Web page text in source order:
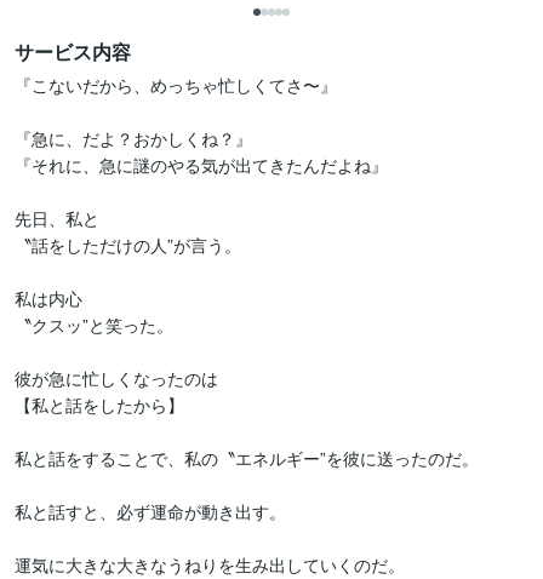
サービス内容
『こないだから、めっちゃ忙しくてさ〜』
『急に、だよ？おかしくね？』
『それに、急に謎のやる気が出てきたんだよね』
先日、私と
〝話をしただけの人”が言う。
私は内心
〝クスッ”と笑った。
彼が急に忙しくなったのは
【私と話をしたから】
私と話をすることで、私の〝エネルギー”を彼に送ったのだ。
私と話すと、必ず運命が動き出す。
運気に大きな大きなうねりを生み出していくのだ。